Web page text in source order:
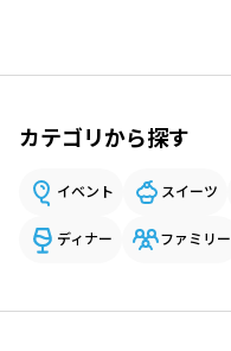
カテゴリから探す
イベント スイーツ
ディナー ファミリー